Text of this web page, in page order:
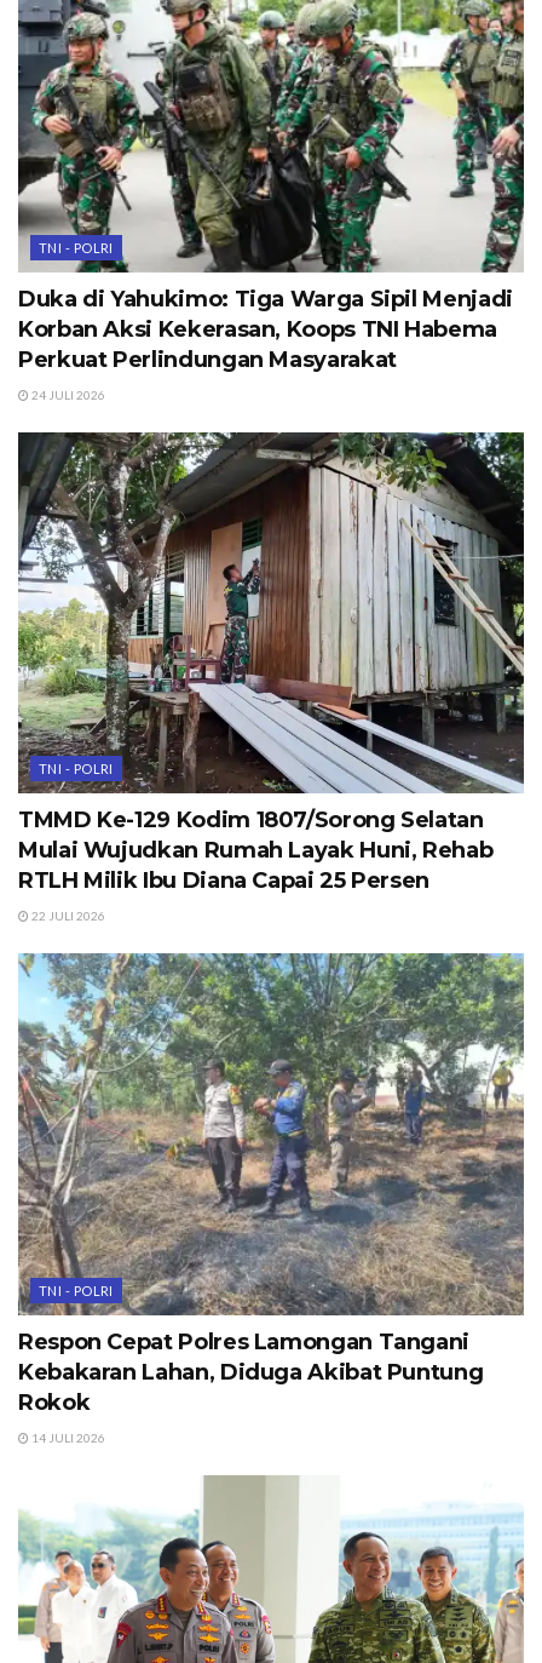
TNI - POLRI
Duka di Yahukimo: Tiga Warga Sipil Menjadi
Korban Aksi Kekerasan, Koops TNI Habema
Perkuat Perlindungan Masyarakat
24 JULI 2026
TNI - POLRI
TMMD Ke-129 Kodim 1807/Sorong Selatan
Mulai Wujudkan Rumah Layak Huni, Rehab
RTLH Milik Ibu Diana Capai 25 Persen
22 JULI 2026
TNI - POLRI
Respon Cepat Polres Lamongan Tangani
Kebakaran Lahan, Diduga Akibat Puntung
Rokok
14 JULI 2026